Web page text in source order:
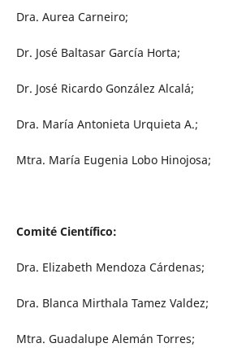
Dra. Aurea Carneiro;
Dr. José Baltasar García Horta;
Dr. José Ricardo González Alcalá;
Dra. María Antonieta Urquieta A.;
Mtra. María Eugenia Lobo Hinojosa;
Comité Científico:
Dra. Elizabeth Mendoza Cárdenas;
Dra. Blanca Mirthala Tamez Valdez;
Mtra. Guadalupe Alemán Torres;